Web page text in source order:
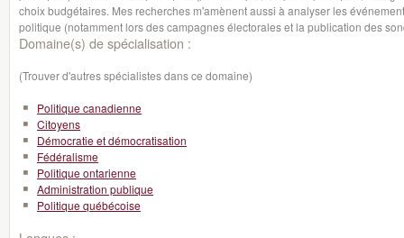
choix budgétaires. Mes recherches m'amènent aussi à analyser les
politique (notamment lors des campagnes électorales et la publication des
Domaine(s) de spécialisation :
(Trouver d'autres spécialistes dans ce domaine)
Politique canadienne
Citoyens
Démocratie et démocratisation
Fédéralisme
Politique ontarienne
Administration publique
Politique québécoise